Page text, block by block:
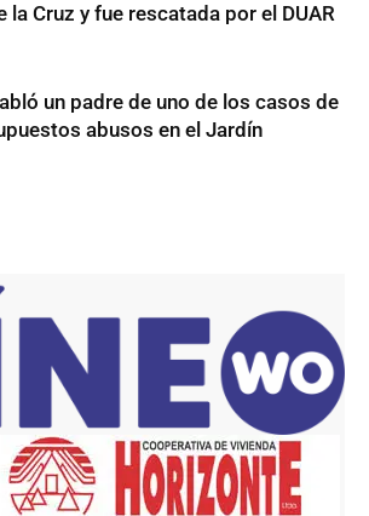
la Cruz y fue rescatada por el DUAR
un padre de uno de los casos de
abusos en el Jardín